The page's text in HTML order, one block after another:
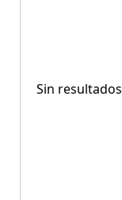
Sin resultados